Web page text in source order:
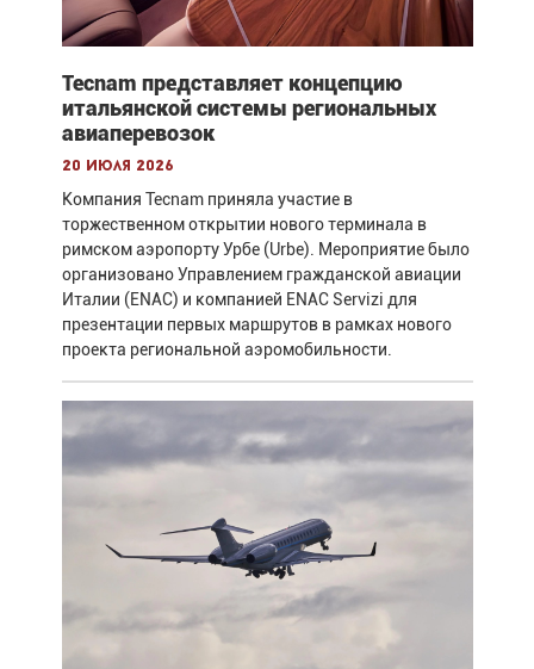
Tecnam представляет концепцию
итальянской системы региональных
авиаперевозок
20 июля 2026
Компания Tecnam приняла участие в
торжественном открытии нового терминала в
римском аэропорту Урбе (Urbe). Мероприятие было
организовано Управлением гражданской авиации
Италии (ENAC) и компанией ENAC Servizi для
презентации первых маршрутов в рамках нового
проекта региональной аэромобильности.